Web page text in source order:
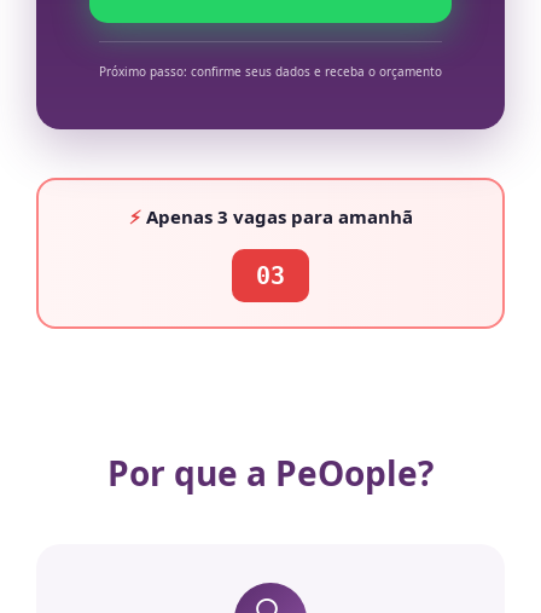
Próximo passo: confirme seus dados e receba o orçamento
⚡Apenas 3 vagaspara amanhã
03
Por que a PeOople?